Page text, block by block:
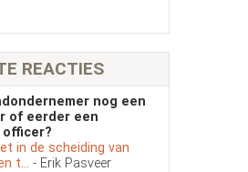
REACTIES
nog een
of eerder een
officer?
in de scheiding van
t... - Erik Pasveer